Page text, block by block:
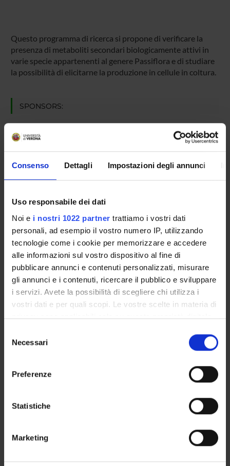
Consenso Dettagli Impostazioni degli annunci
Uso responsabile dei dati
Noi e i nostri 1022 partner trattiamo i vostri dati
personali, ad esempio il vostro numero IP, utilizzando
tecnologie come i cookie per memorizzare e accedere
alle informazioni sul vostro dispositivo al fine di
pubblicare annunci e contenuti personalizzati, misurare
gli annunci e i contenuti, ricercare il pubblico e sviluppare
i servizi. Avete la possibilità di scegliere chi utilizza i
vostri dati e per quali scopi. Le vostre scelte in materia di
privacy sono applicabili solo su questa proprietà digitale
modificare o revocare il proprio consenso in qualsiasi
momento dalla Dichiarazione sui cookie o facendo clic
raccogliere informazioni sulla tua posizione
geografica, con un'approssimazione di qualche
Identificare il tuo dispositivo, scansionandolo
delNecessari
Preferenze
Statistiche
Marketing
Questo programma di ricerca si propone di verificare la
presenza di metaboliti secondari biologicamente attivi in
varie specie appartenenti al genere Passiflora e di studiare
la possibilità di elicitarne la produzione in cellule in coltura.
SPONSORS:
PRIN VALUTATO POSITIVAMENTE
Funds:assigned and managed by the department
Syllabus:PRIN
Stefania Ceoldo
Research Assistants
Flavia Guzzo
Full Professor
Marisa Levi
RESEARCH AREAS INVOLVED IN THE PROJECT
Plant Sciences
ACTIVITIES